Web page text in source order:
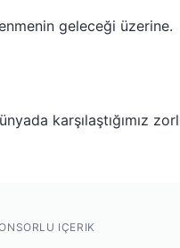
geleceği üzerine.
karşılaştığımız
IÇERIK